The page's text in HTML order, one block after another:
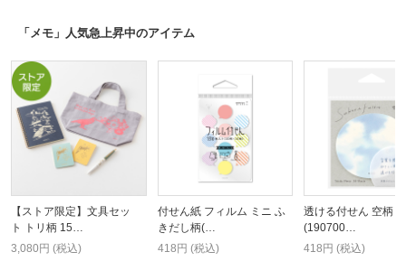
「メモ」人気急上昇中のアイテム
【ストア限定】文具セッ
ト トリ柄 15…
3,080円 (税込)
付せん紙 フィルム ミニ ふ
きだし柄(…
418円 (税込)
透ける付せん 空柄
(190700…
418円 (税込)